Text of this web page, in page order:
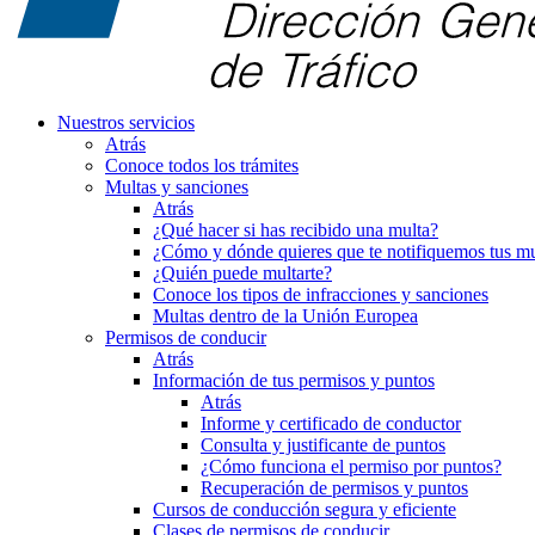
Nuestros servicios
Atrás
Conoce todos los trámites
Multas y sanciones
Atrás
¿Qué hacer si has recibido una multa?
¿Cómo y dónde quieres que te notifiquemos tus
¿Quién puede multarte?
Conoce los tipos de infracciones y sanciones
Multas dentro de la Unión Europea
Permisos de conducir
Atrás
Información de tus permisos y puntos
Atrás
Informe y certificado de conductor
Consulta y justificante de puntos
¿Cómo funciona el permiso por puntos?
Recuperación de permisos y puntos
Cursos de conducción segura y eficiente